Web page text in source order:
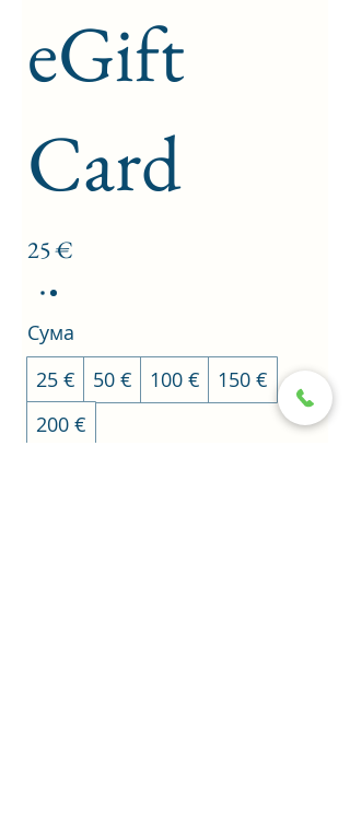
eGift
Card
25 €
Сума
25 €
50 € 100 €
150 €
200 €